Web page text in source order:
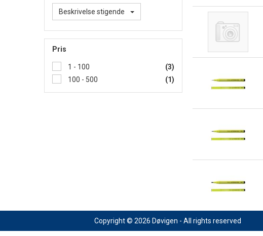
Beskrivelse stigende
Pris
1 - 100
(3)
100 - 500
(1)
Copyright © 2026 Døvigen - All rights reserved